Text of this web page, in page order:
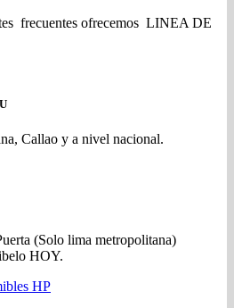
frecuentes ofrecemos LINEA DE
Callao y a nivel nacional.
(Solo lima metropolitana)
HOY.